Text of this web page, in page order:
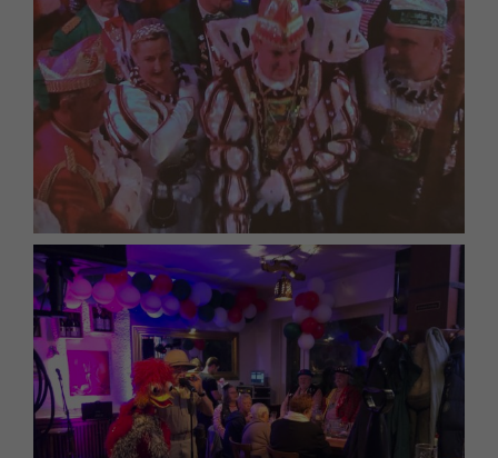
Wir verwenden Cookies und andere Technologien auf unserer
Website. Einige von ihnen sind essenziell, während andere
uns helfen, diese Website und Ihre Erfahrung zu verbessern.
Personenbezogene Daten können verarbeitet werden (z. B. IP-
Adressen), z. B. für personalisierte Anzeigen und Inhalte oder
Anzeigen- und Inhaltsmessung. Weitere Informationen über
die Verwendung Ihrer Daten finden Sie in unserer
Datenschutzerklärung
Hier finden Sie eine Übersicht über alle verwendeten Cookies.
Sie können Ihre Einwilligung zu ganzen Kategorien geben
oder sich weitere Informationen anzeigen lassen und so nur
bestimmte Cookies auswählen.
Alle akzeptieren Speichern
Zurück
Datenschutzeinstellungen
Essenziell (2)
Essenzielle Cookies ermöglichen grundlegende Funktionen und sind für
die einwandfreie Funktion der Website erforderlich.